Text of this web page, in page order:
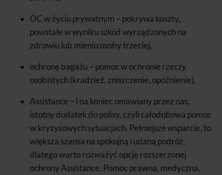
OC w życiu prywatnym – pokrywa koszty,
powstałe w wyniku szkód wyrządzonych na
zdrowiu lub mieniu osoby trzeciej,
ochronę bagażu – pomoc w ochronie rzeczy
osobistych (kradzież, zniszczenie, opóźnienie),
Assistance – i na koniec omawiany przez nas,
istotny dodatek do polisy, czyli całodobowa pomoc
w kryzysowych sytuacjach. Pełniejsze wsparcie, to
większa szansa na spokojną i udaną podróż,
dlatego warto rozważyć opcję rozszerzonej
ochrony Assistance. Pomoc prawna, medyczna,